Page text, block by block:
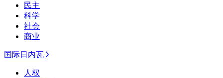
民主
科学
社会
商业
国际日内瓦
人权